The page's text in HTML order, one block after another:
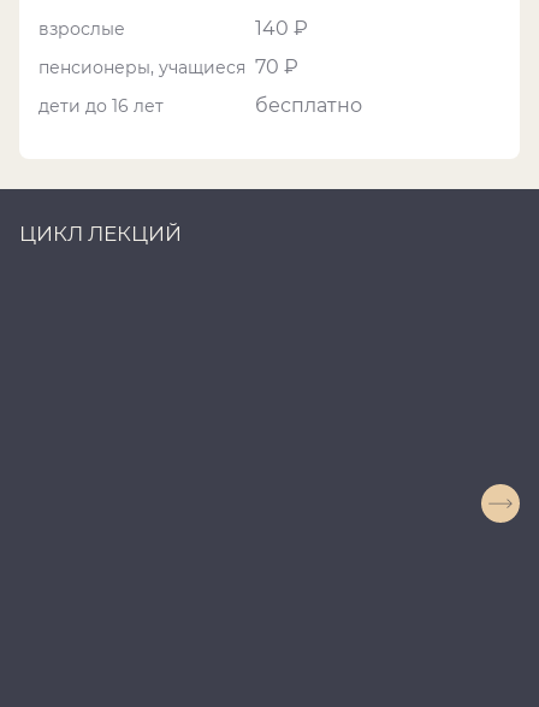
взрослые 140 ₽
пенсионеры, учащиеся 70 ₽
дети до 16 лет бесплатно
ЦИКЛ ЛЕКЦИЙ